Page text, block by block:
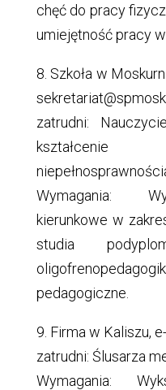
chęć do pracy
umiejętność pracy
8. Szkoła w
zatrudni:
Wymagania:
kierunkowe w
studia
pedagogiczne.
9. Firma w Kaliszu,
zatrudni: Ślusarza
Wymagania: